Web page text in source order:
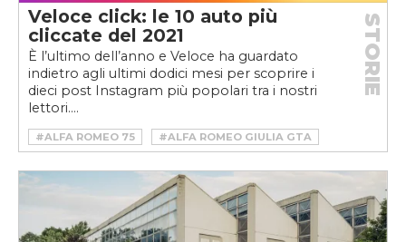
Veloce click: le 10 auto più
cliccate del 2021
È l’ultimo dell’anno e Veloce ha guardato
indietro agli ultimi dodici mesi per scoprire i
dieci post Instagram più popolari tra i nostri
lettori....
STORIE
#ALFA ROMEO 75
#ALFA ROMEO GIULIA GTA
#ALFA ROMEO GIULIA GTA RESTOMOD
#ALL-TERRAIN COMPETITION STUDY
#LAMBORGHINI COUNTACH
#LANCIA AURELIA FUORILEGGE
#LANCIA DELTA EVOLUZIONE